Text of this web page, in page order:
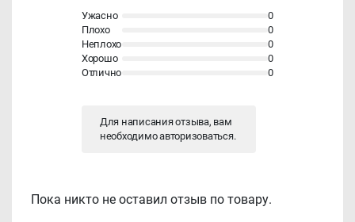
Пока никто не оставил отзыв по товару.
Ужасно
0
Плохо
0
Неплохо
0
Хорошо
0
Отлично
0
Для написания отзыва, вам
необходимоавторизоваться.